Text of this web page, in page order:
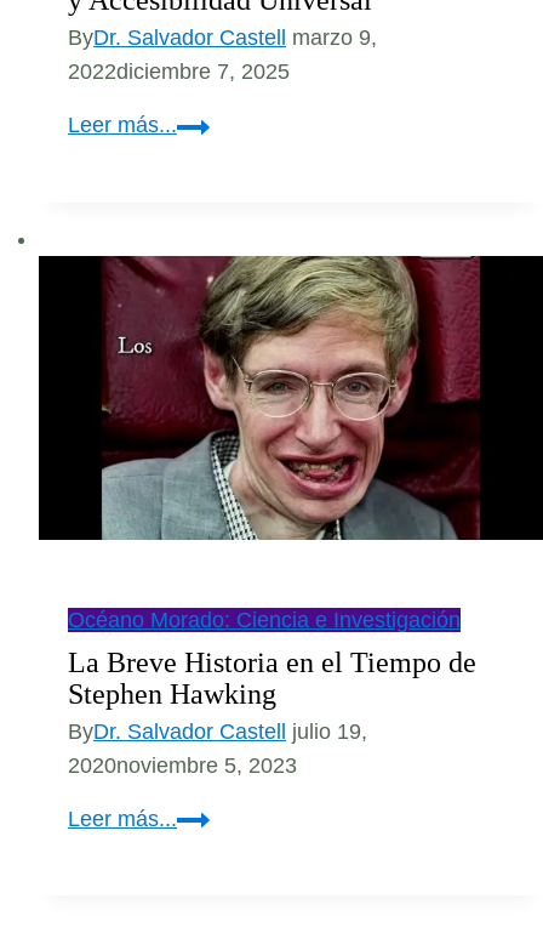
ByDr. Salvador Castell
marzo 9,
2022diciembre 7, 2025
Leer más...Jornadas
y
Accesibilidad
Universal
Océano Morado: Ciencia e Investigación
La Breve Historia en el Tiempo de
Stephen Hawking
ByDr. Salvador Castell julio 19,
2020noviembre 5, 2023
Leer más...La